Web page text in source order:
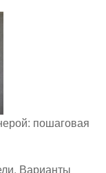
пошаговая